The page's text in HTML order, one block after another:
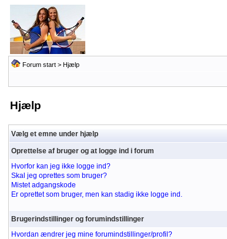
Forum start> Hjælp
Hjælp
Vælg et emne under hjælp
Oprettelse af bruger og at logge ind i forum
Hvorfor kan jeg ikke logge ind?
Skal jeg oprettes som bruger?
Mistet adgangskode
Er oprettet som bruger, men kan stadig ikke logge ind.
Brugerindstillinger og forumindstillinger
Hvordan ændrer jeg mine forumindstillinger/profil?